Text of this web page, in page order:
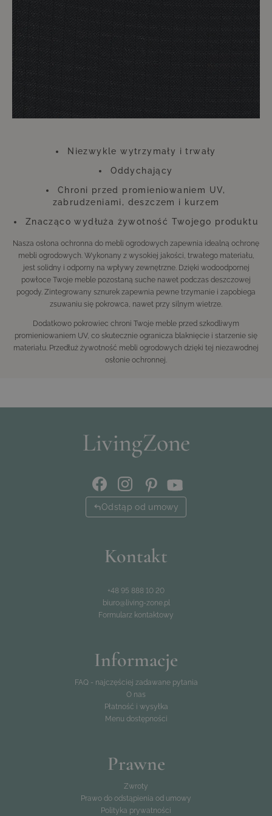
zwróci się stokrotnie, dzięki czemu przez długi czas będziesz mógł
cieszyć się meblami wyglądającymi jak nowe.
Prosimy pamiętać, że pokrowce mogą zmieniać kolor z powodu
promieniowania UV. Nie wpływa to jednak ani na funkcję, ani na trwałość
pokrowca. Pokrowiec wykonany jest z poliestru.
Niezwykle wytrzymały i trwały
Oddychający
Chroni przed promieniowaniem UV,
zabrudzeniami, deszczem i kurzem
Znacząco wydłuża żywotność Twojego produktu
Nasza osłona ochronna do mebli ogrodowych zapewnia idealną ochronę
mebli ogrodowych. Wykonany z wysokiej jakości, trwałego materiału,
jest solidny i odporny na wpływy zewnętrzne. Dzięki wodoodpornej
powłoce Twoje meble pozostaną suche nawet podczas deszczowej
pogody. Zintegrowany sznurek zapewnia pewne trzymanie i zapobiega
zsuwaniu się pokrowca, nawet przy silnym wietrze.
Dodatkowo pokrowiec chroni Twoje meble przed szkodliwym
promieniowaniem UV, co skutecznie ogranicza blaknięcie i starzenie się
materiału. Przedłuż żywotność mebli ogrodowych dzięki tej niezawodnej
osłonie ochronnej.
Odstąp od umowy
Kontakt
+48 95 888 10 20
biuro@living-zone.pl
Formularz kontaktowy
Informacje
FAQ - najczęściej zadawane pytania
O nas
Płatność i wysyłka
Menu dostępności
Prawne
Zwroty
Prawo do odstąpienia od umowy
Polityka prywatności